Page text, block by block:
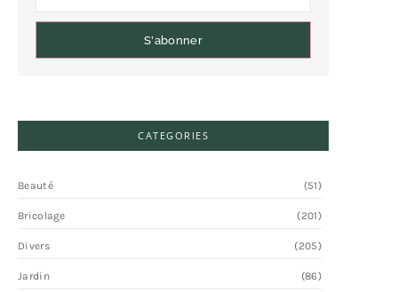
S'abonner
CATEGORIES
Beauté (51)
Bricolage (201)
Divers (205)
Jardin (86)